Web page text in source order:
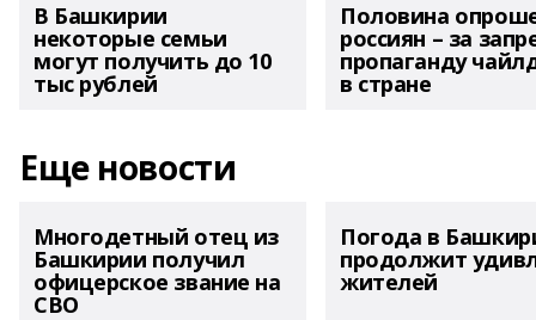
В Башкирии
некоторые семьи
могут получить до 10
тыс рублей
Половина
россиян – за
пропаганду
в стране
Еще новости
Многодетный отец из
Башкирии получил
офицерское звание на
СВО
Погода в
продолжит
жителей